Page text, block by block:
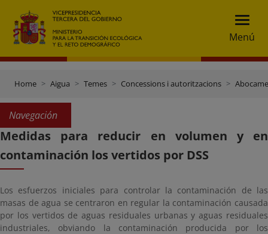
Menú
Home Aigua Temes Concessions i autoritzacions
Navegación
Medidas para reducir en volumen y en
contaminación los vertidos por DSS
Los esfuerzos iniciales para controlar la contaminación de las
masas de agua se centraron en regular la contaminación causada
por los vertidos de aguas residuales urbanas y aguas residuales
industriales, obviando la contaminación producida por los